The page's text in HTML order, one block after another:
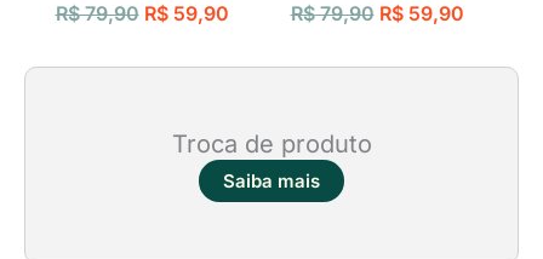
R$79,90 R$59,90
R$79,90 R$59,90
Troca de produto
Saiba mais